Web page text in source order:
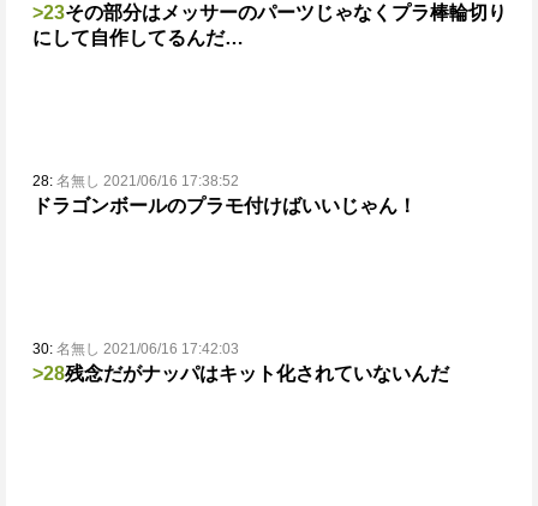
>23その部分はメッサーのパーツじゃなくプラ棒輪切り
にして自作してるんだ…
28: 名無し 2021/06/16 17:38:52
ドラゴンボールのプラモ付けばいいじゃん！
30: 名無し 2021/06/16 17:42:03
>28残念だがナッパはキット化されていないんだ